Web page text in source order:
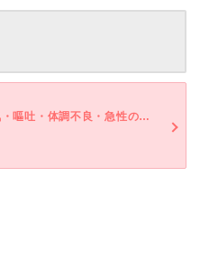
頭が痛い・胃痛・腹痛・吐き気・嘔吐・体調不良・急性の下痢